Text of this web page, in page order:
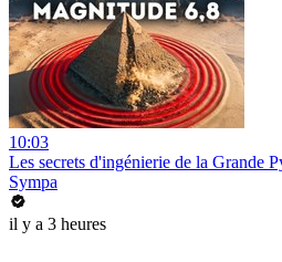
10:03
Les secrets d'ingénierie de la Grande
Sympa
il y a 3 heures